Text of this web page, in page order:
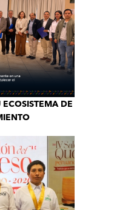
ECOSISTEMA DE